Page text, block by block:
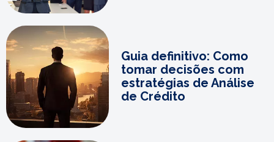
Guia definitivo: Como
tomar decisões com
estratégias de Análise
de Crédito